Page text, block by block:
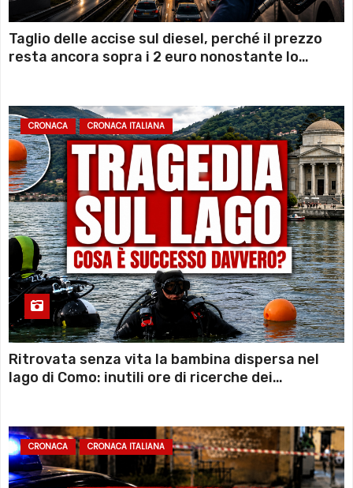
Taglio delle accise sul diesel, perché il prezzo
resta ancora sopra i 2 euro nonostante lo
CRONACA CRONACA ITALIANA
Ritrovata senza vita la bambina dispersa nel
lago di Como: inutili ore di ricerche dei
CRONACA CRONACA ITALIANA